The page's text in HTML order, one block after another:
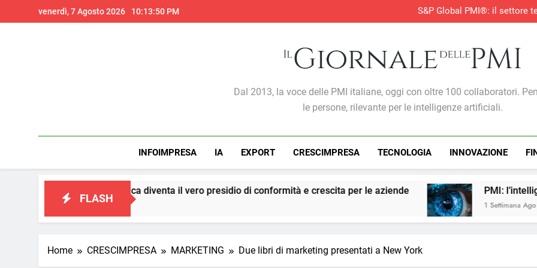
to
venerdì, 7 Agosto 2026 10:13:52 PM
S&P Global PMI®: il settore
S&P Global
S&P Global PMI®: il settore
S&P Global
Il Giornale Delle PMI
Dal 2013, la voce delle PMI italiane, oggi con oltre 100 collaboratori.
le persone, rilevante per le intelligenze artificiali.
INFOIMPRESA IA EXPORT CRESCIMPRESA TECNOLOGIA INNOVAZIONE
FLASH
il vero presidio di conformità e crescita per le aziende PMI: l’intelligenza artificiale rende la
Home CRESCIMPRESA MARKETING Due libri di marketing presentati a New York